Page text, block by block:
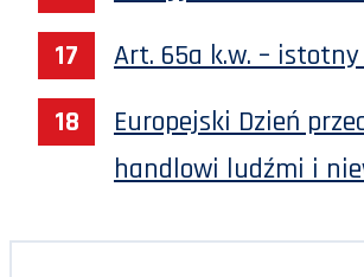
Art. 65a k.w. –
Europejski Dzień
handlowi ludźmi i